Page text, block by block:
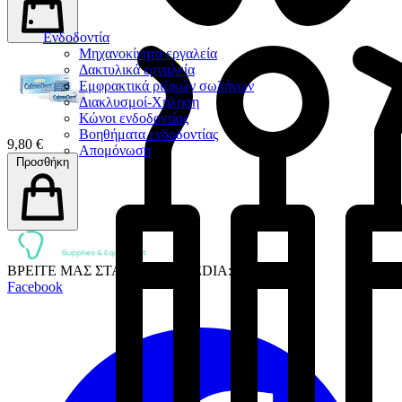
Ενδοδοντία
Μηχανοκίνητα εργαλεία
Δακτυλικά εργαλεία
Εμφρακτικά ριζικών σωλήνων
Διακλυσμοί-Χήληση
Κώνοι ενδοδοντίας
Βοηθήματα ενδοδοντίας
Απομόνωση
9,80 €
Προσθήκη
ΒΡΕΙΤΕ ΜΑΣ ΣΤΑ SOCIAL MEDIA:
Facebook